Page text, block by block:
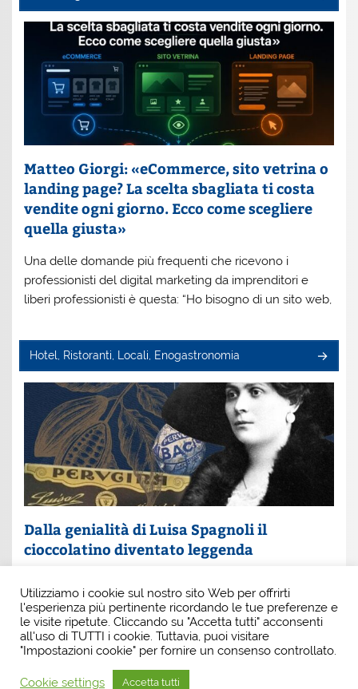
Matteo Giorgi: «eCommerce, sito vetrina o
landing page? La scelta sbagliata ti costa
vendite ogni giorno. Ecco come scegliere
quella giusta»
Una delle domande più frequenti che ricevono i
professionisti del digital marketing da imprenditori e
liberi professionisti è questa: “Ho bisogno di un sito web,
Hotel, Ristoranti, Locali, Enogastronomia
Dalla genialità di Luisa Spagnoli il
cioccolatino diventato leggenda
Spagnoli. È lei la donna che, con intuito e coraggio, ha
scritto una pagina indimenticabile della
Utilizziamo i cookie sul nostro sito Web per offrirti
l'esperienza più pertinente ricordando le tue preferenze e
le visite ripetute. Cliccando su "Accetta tutti" acconsenti
all'uso di TUTTI i cookie. Tuttavia, puoi visitare
"Impostazioni cookie" per fornire un consenso controllato.
Cookie settings Accetta tutti